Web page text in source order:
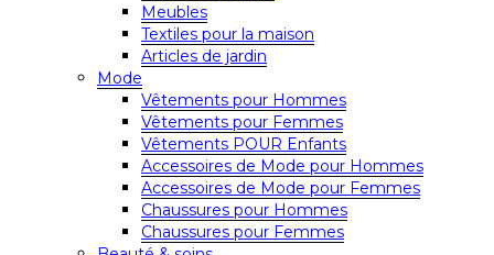
Meubles
Textiles pour la maison
Articles de jardin
Mode
Vêtements pour Hommes
Vêtements pour Femmes
Vêtements POUR Enfants
Accessoires de Mode pour Hommes
Accessoires de Mode pour Femmes
Chaussures pour Hommes
Chaussures pour Femmes